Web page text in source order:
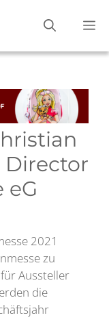
Director
eG
2021
zu
Aussteller
die